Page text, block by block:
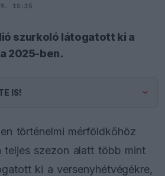
15:35
szurkoló látogatott ki a
2025-ben.
IS!
történelmi mérföldkőhöz
teljes szezon alatt több mint
ki a versenyhétvégékre,